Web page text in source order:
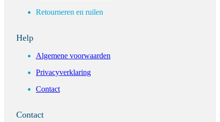
Retourneren en ruilen
Help
Algemene voorwaarden
Privacyverklaring
Contact
Contact